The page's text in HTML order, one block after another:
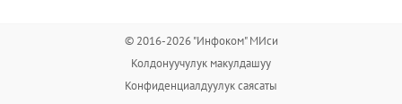
© 2016-2026 "Инфоком" МИси
Колдонуучулук макулдашуу
Конфиденциалдуулук саясаты